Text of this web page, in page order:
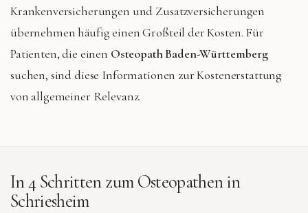
Krankenversicherungen und Zusatzversicherungen
übernehmen häufig einen Großteil der Kosten. Für
Patienten, die einen Osteopath Baden-Württemberg
suchen, sind diese Informationen zur Kostenerstattung
von allgemeiner Relevanz.
In 4 Schritten zum Osteopathen in
Schriesheim